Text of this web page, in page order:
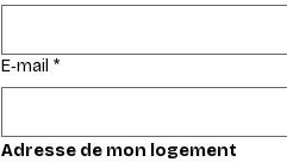
E‑mail *
Adresse de mon logement